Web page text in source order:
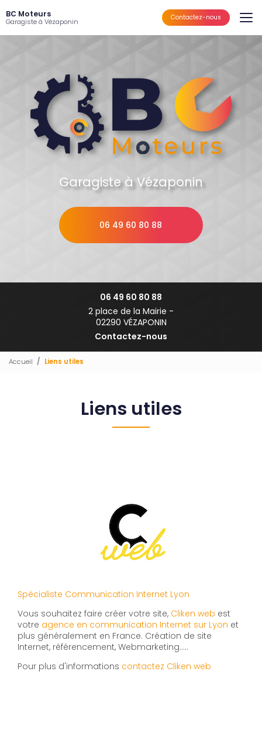
au
contenu
principal
BC Moteurs
Garagiste à Vézaponin Contactez-nous
Garagiste à Vézaponin
06 49 60 80 88
06 49 60 80 88
2 place de la Mairie -
02290 VÉZAPONIN
Contactez-nous
Accueil Liens utiles
Liens utiles
Spécialiste Communication Internet Lyon
Vous souhaitez faire créer votre site, Cliken web est
votre agence en communication Internet sur Lyon et
plus généralement en France. Création de site
Internet, référencement, Webmarketing…..
Pour plus d'informations contactez Cliken web